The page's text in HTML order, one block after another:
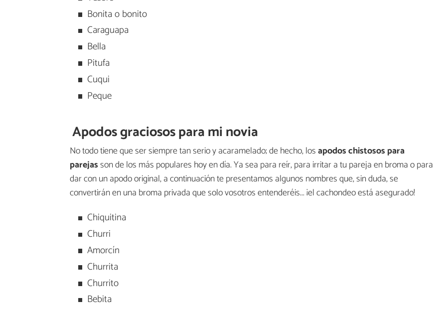
Bonita o bonito
Caraguapa
Bella
Pitufa
Cuqui
Peque
Apodos graciosos para mi novia
No todo tiene que ser siempre tan serio y acaramelado; de hecho, losapodos chistosos para
parejasson de los más populares hoy en día. Ya sea para reír, para irritar a tu pareja en broma o para
dar con un apodo original, a continuación te presentamos algunos nombres que, sin duda, se
convertirán en una broma privada que solo vosotros entenderéis... ¡el cachondeo está asegurado!
Chiquitina
Churri
Amorcín
Churrita
Churrito
Bebita